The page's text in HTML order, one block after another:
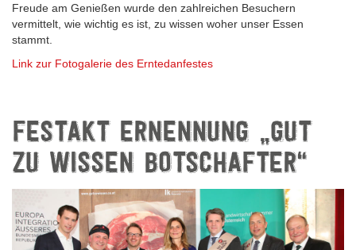
Freude am Genießen wurde den zahlreichen Besuchern
vermittelt, wie wichtig es ist, zu wissen woher unser Essen
stammt.
Link zur Fotogalerie des Erntedanfestes
FESTAKT ERNENNUNG „GUT
ZU WISSEN BOTSCHAFTER“